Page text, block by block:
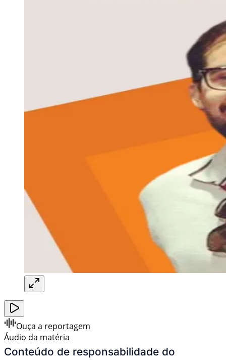
Ouça a reportagem
Áudio da matéria
Conteúdo de responsabilidade do